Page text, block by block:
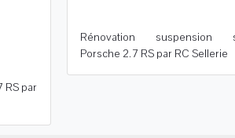
RS par
Rénovation suspension
Porsche 2.7 RS par RC Sellerie